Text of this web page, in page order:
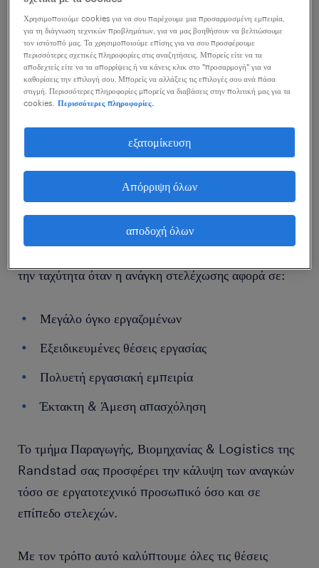
τμήματα Παραγωγής, Βιομηχανίας & Logistics
Η Randstad Hellas με πολυετή εμπειρία σε θέματα
προσωπικού, σε όλους του κλάδους εμπορικών και
βιομηχανικών δραστηριοτήτων, μπορεί να προτείνει
λύσεις και να γίνει ο Μόνιμος Συνεργάτης σας.
Αυτό που διαφοροποιεί τη Randstad από τις άλλες
εταιρίες, είναι η εξειδίκευση των συμβούλων ανάλογα
την ταχύτητα όταν η ανάγκη στελέχωσης αφορά σε:
Μεγάλο όγκο εργαζομένων
Εξειδικευμένες θέσεις εργασίας
Πολυετή εργασιακή εμπειρία
Έκτακτη & Άμεση απασχόληση
Το τμήμα Παραγωγής, Βιομηχανίας & Logistics της
Randstad σας προσφέρει την κάλυψη των αναγκών
τόσο σε εργατοτεχνικό προσωπικό όσο και σε
επίπεδο στελεχών.
Με τον τρόπο αυτό καλύπτουμε όλες τις θέσεις
Χρησιμοποιούμε cookies για να σου παρέχουμε μια προσαρμοσμένη εμπειρία,
για τη διάγνωση τεχνικών προβλημάτων, για να μας βοηθήσουν να βελτιώσουμε
τον ιστότοπό μας. Τα χρησιμοποιούμε επίσης για να σου προσφέρουμε
περισσότερες σχετικές πληροφορίες στις αναζητήσεις. Μπορείς είτε να τα
αποδεχτείς είτε να τα απορρίψεις ή να κάνεις κλικ στο "προσαρμογή" για να
καθορίσεις την επιλογή σου. Μπορείς να αλλάξεις τις επιλογές σου ανά πάσα
στιγμή. Περισσότερες πληροφορίες μπορείς να διαβάσεις στην πολιτική μας για τα
cookies.
Περισσότερες πληροφορίες.
εξατομίκευση
Απόρριψη όλων
αποδοχή όλων